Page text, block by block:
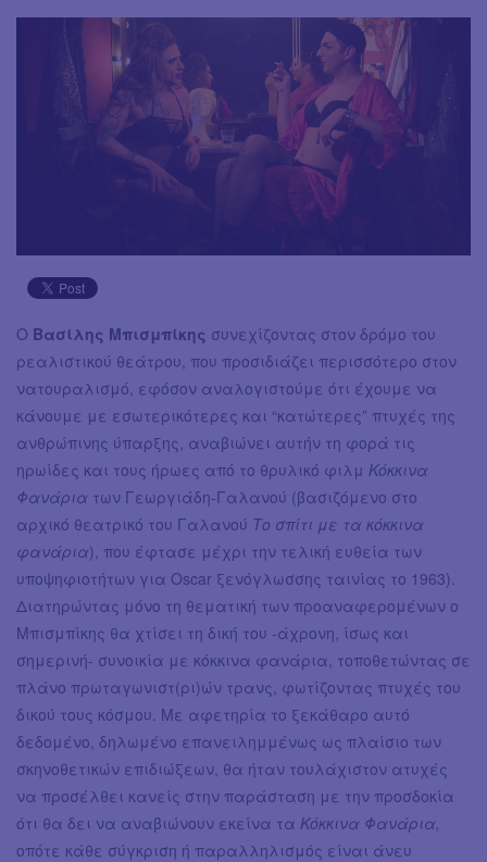
Ο Βασίλης Μπισμπίκης συνεχίζοντας στον δρόμο του
ρεαλιστικού θεάτρου, που προσιδιάζει περισσότερο στον
νατουραλισμό, εφόσον αναλογιστούμε ότι έχουμε να
κάνουμε με εσωτερικότερες και “κατώτερες” πτυχές της
ανθρώπινης ύπαρξης, αναβιώνει αυτήν τη φορά τις
ηρωίδες και τους ήρωες από το θρυλικό φιλμ Κόκκινα
Φανάρια των Γεωργιάδη-Γαλανού (βασιζόμενο στο
αρχικό θεατρικό του Γαλανού Το σπίτι με τα κόκκινα
φανάρια), που έφτασε μέχρι την τελική ευθεία των
υποψηφιοτήτων για Oscar ξενόγλωσσης ταινίας το 1963).
Διατηρώντας μόνο τη θεματική των προαναφερομένων ο
Μπισμπίκης θα χτίσει τη δική του -άχρονη, ίσως και
σημερινή- συνοικία με κόκκινα φανάρια, τοποθετώντας σε
πλάνο πρωταγωνιστ(ρι)ών τρανς, φωτίζοντας πτυχές του
δικού τους κόσμου. Με αφετηρία το ξεκάθαρο αυτό
δεδομένο, δηλωμένο επανειλημμένως ως πλαίσιο των
σκηνοθετικών επιδιώξεων, θα ήταν τουλάχιστον ατυχές
να προσέλθει κανείς στην παράσταση με την προσδοκία
ότι θα δει να αναβιώνουν εκείνα τα Κόκκινα Φανάρια,
οπότε κάθε σύγκριση ή παραλληλισμός είναι άνευ